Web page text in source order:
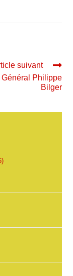
suivant
Général Philippe
Bilger